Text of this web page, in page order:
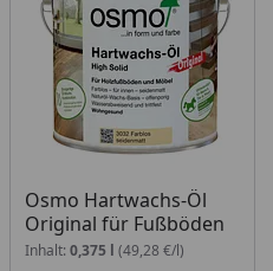
Osmo Hartwachs-Öl
Original für Fußböden
Inhalt: 0,375 l (49,28 €/l)